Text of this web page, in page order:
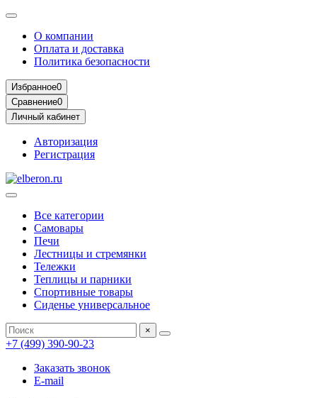
О компании
Оплата и доставка
Политика безопасности
Избранное0
Сравнение0
Личный кабинет
Авторизация
Регистрация
Все категории
Самовары
Печи
Лестницы и стремянки
Тележки
Теплицы и парники
Спортивные товары
Сиденье универсальное
×
+7 (499) 390‑90‑23
Заказать звонок
E-mail